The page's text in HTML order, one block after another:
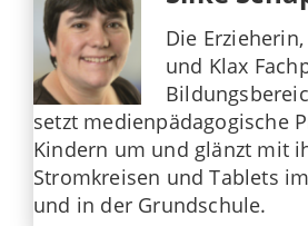
Die
und Klax
setzt medienpädagogische
Kindern um und glänzt mit
Stromkreisen und Tablets
und in der Grundschule.